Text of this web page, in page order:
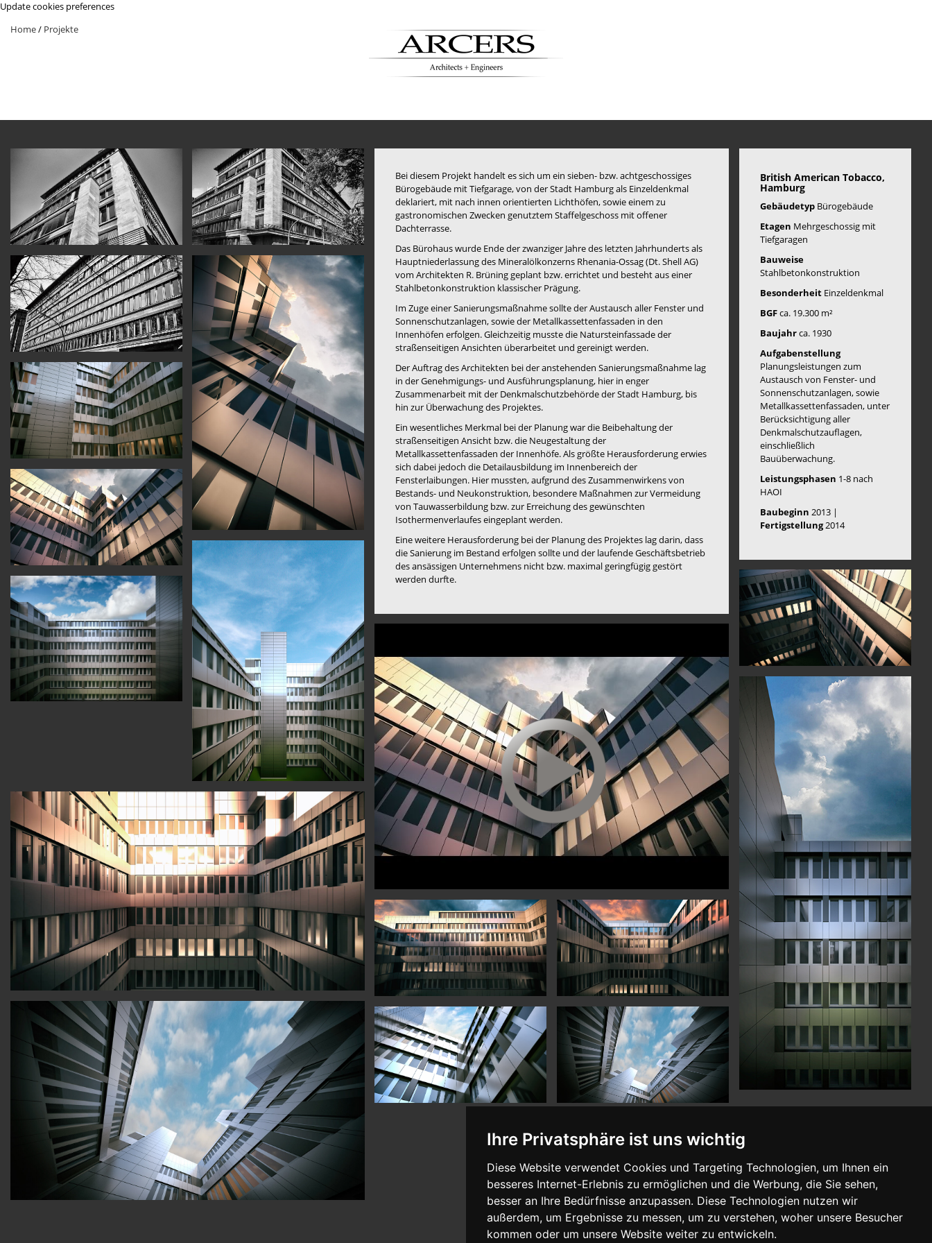
Ihre Privatsphäre ist uns wichtig
Diese Website verwendet Cookies und Targeting Technologien, um Ihnen ein
besseres Internet-Erlebnis zu ermöglichen und die Werbung, die Sie sehen,
besser an Ihre Bedürfnisse anzupassen. Diese Technologien nutzen wir
außerdem, um Ergebnisse zu messen, um zu verstehen, woher unsere Besucher
kommen oder um unsere Website weiter zu entwickeln.
Update cookies preferences
Home/ Projekte
Bei diesem Projekt handelt es sich um ein sieben- bzw. achtgeschossiges
Bürogebäude mit Tiefgarage, von der Stadt Hamburg als Einzeldenkmal
deklariert, mit nach innen orientierten Lichthöfen, sowie einem zu
gastronomischen Zwecken genutztem Staffelgeschoss mit offener
Dachterrasse.
Das Bürohaus wurde Ende der zwanziger Jahre des letzten Jahrhunderts als
Hauptniederlassung des Mineralölkonzerns Rhenania-Ossag (Dt. Shell AG)
vom Architekten R. Brüning geplant bzw. errichtet und besteht aus einer
Stahlbetonkonstruktion klassischer Prägung.
Im Zuge einer Sanierungsmaßnahme sollte der Austausch aller Fenster und
Sonnenschutzanlagen, sowie der Metallkassettenfassaden in den
Innenhöfen erfolgen. Gleichzeitig musste die Natursteinfassade der
straßenseitigen Ansichten überarbeitet und gereinigt werden.
Der Auftrag des Architekten bei der anstehenden Sanierungsmaßnahme lag
in der Genehmigungs- und Ausführungsplanung, hier in enger
Zusammenarbeit mit der Denkmalschutzbehörde der Stadt Hamburg, bis
hin zur Überwachung des Projektes.
Ein wesentliches Merkmal bei der Planung war die Beibehaltung der
straßenseitigen Ansicht bzw. die Neugestaltung der
Metallkassettenfassaden der Innenhöfe. Als größte Herausforderung erwies
sich dabei jedoch die Detailausbildung im Innenbereich der
Fensterlaibungen. Hier mussten, aufgrund des Zusammenwirkens von
Bestands- und Neukonstruktion, besondere Maßnahmen zur Vermeidung
von Tauwasserbildung bzw. zur Erreichung des gewünschten
Isothermenverlaufes eingeplant werden.
Eine weitere Herausforderung bei der Planung des Projektes lag darin, dass
die Sanierung im Bestand erfolgen sollte und der laufende Geschäftsbetrieb
des ansässigen Unternehmens nicht bzw. maximal geringfügig gestört
werden durfte.
British American Tobacco,
Hamburg
Gebäudetyp Bürogebäude
Etagen Mehrgeschossig mit
Tiefgaragen
Bauweise
Stahlbetonkonstruktion
Besonderheit Einzeldenkmal
BGFca. 19.300 m²
Baujahrca. 1930
Aufgabenstellung
Planungsleistungen zum
Austausch von Fenster- und
Sonnenschutzanlagen, sowie
Metallkassettenfassaden, unter
Berücksichtigung aller
Denkmalschutzauflagen,
einschließlich
Bauüberwachung.
Leistungsphasen 1-8 nach
HAOI
Baubeginn 2013 |
Fertigstellung2014